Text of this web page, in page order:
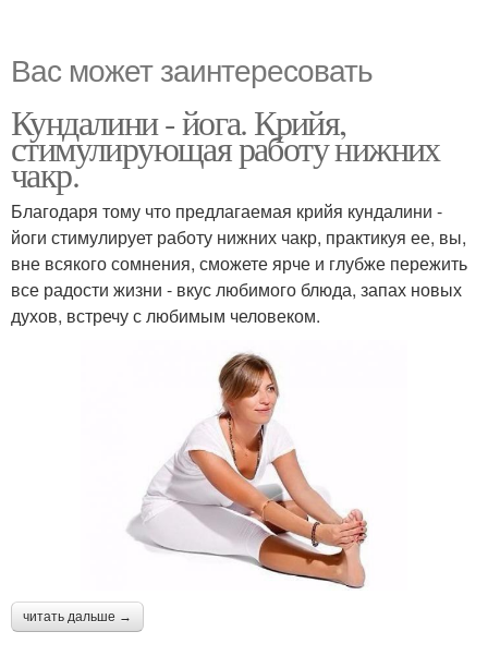
Вас может заинтересовать
Кундалини - йога. Крийя,
стимулирующая работу нижних
чакр.
Благодаря тому что предлагаемая крийя кундалини -
йоги стимулирует работу нижних чакр, практикуя ее, вы,
вне всякого сомнения, сможете ярче и глубже пережить
все радости жизни - вкус любимого блюда, запах новых
духов, встречу с любимым человеком.
читать дальше →